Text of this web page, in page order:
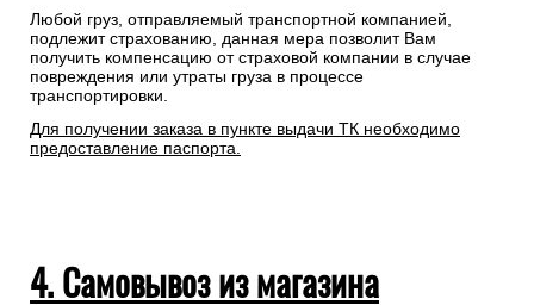
Любой груз, отправляемый транспортной компанией,
подлежит страхованию, данная мера позволит Вам
получить компенсацию от страховой компании в случае
повреждения или утраты груза в процессе
транспортировки.
Для получении заказа в пункте выдачи ТК необходимо
предоставление паспорта.
4. Самовывоз из магазина